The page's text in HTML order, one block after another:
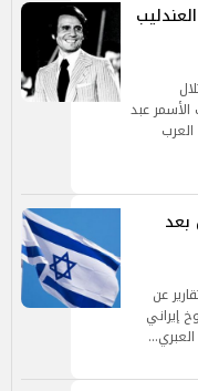
الأسمر عبد
بعد
عن
إيراني